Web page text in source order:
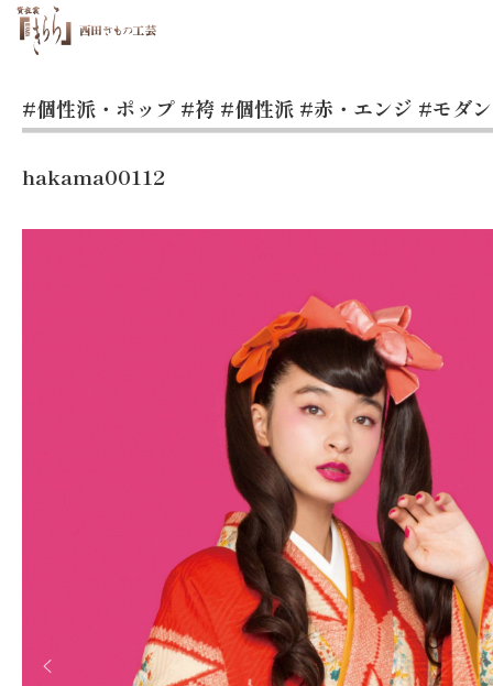
#個性派・ポップ #袴 #個性派 #赤・エンジ #モダ
hakama00112